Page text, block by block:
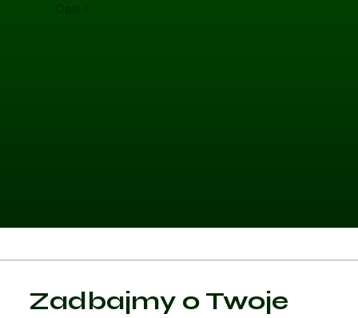
Opis 1
Zadbajmy o Twoje